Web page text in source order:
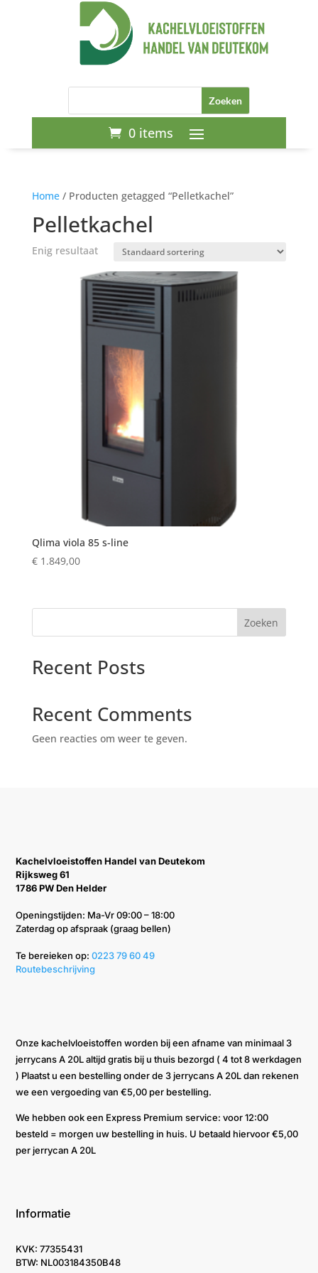
0 items
Home/ Producten getagged “Pelletkachel”
Pelletkachel
Enig resultaat
Qlima viola 85 s-line
€1.849,00
Zoeken
Recent Posts
Recent Comments
Geen reacties om weer te geven.
Kachelvloeistoffen Handel van Deutekom
Rijksweg 61
1786 PW Den Helder
Openingstijden: Ma-Vr 09:00 – 18:00
Zaterdag op afspraak (graag bellen)
Te bereieken op: ‭0223 79 60 49‬
Routebeschrijving
Onze kachelvloeistoffen worden bij een afname van minimaal 3
jerrycans A 20L altijd gratis bij u thuis bezorgd ( 4 tot 8 werkdagen
) Plaatst u een bestelling onder de 3 jerrycans A 20L dan rekenen
we een vergoeding van €5,00 per bestelling.
We hebben ook een Express Premium service: voor 12:00
besteld = morgen uw bestelling in huis. U betaald hiervoor €5,00
per jerrycan A 20L
Informatie
KVK: 77355431
BTW: NL003184350B48